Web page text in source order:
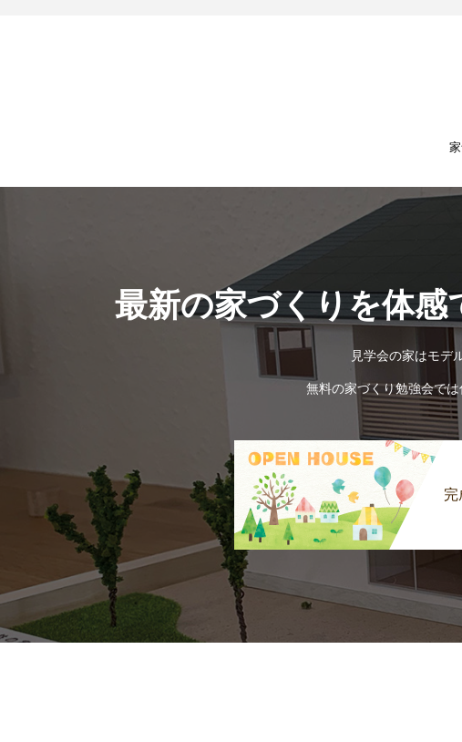
最新の家づくりを体感
見学会の家はモデ
無料の家づくり勉強会で
完